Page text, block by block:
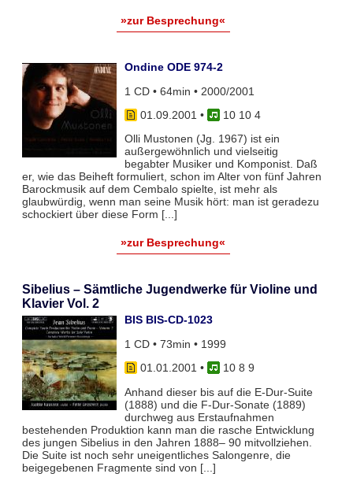
»zur Besprechung«
Ondine ODE 974-2
1 CD • 64min • 2000/2001
01.09.2001 •
10 10 4
Olli Mustonen (Jg. 1967) ist ein
außergewöhnlich und vielseitig
begabter Musiker und Komponist. Daß
er, wie das Beiheft formuliert, schon im Alter von fünf Jahren
Barockmusik auf dem Cembalo spielte, ist mehr als
glaubwürdig, wenn man seine Musik hört: man ist geradezu
schockiert über diese Form [...]
»zur Besprechung«
Sibelius – Sämtliche Jugendwerke für Violine und
Klavier Vol. 2
BIS BIS-CD-1023
1 CD • 73min • 1999
01.01.2001 •
10 8 9
Anhand dieser bis auf die E-Dur-Suite
(1888) und die F-Dur-Sonate (1889)
durchweg aus Erstaufnahmen
bestehenden Produktion kann man die rasche Entwicklung
des jungen Sibelius in den Jahren 1888– 90 mitvollziehen.
Die Suite ist noch sehr uneigentliches Salongenre, die
beigegebenen Fragmente sind von [...]